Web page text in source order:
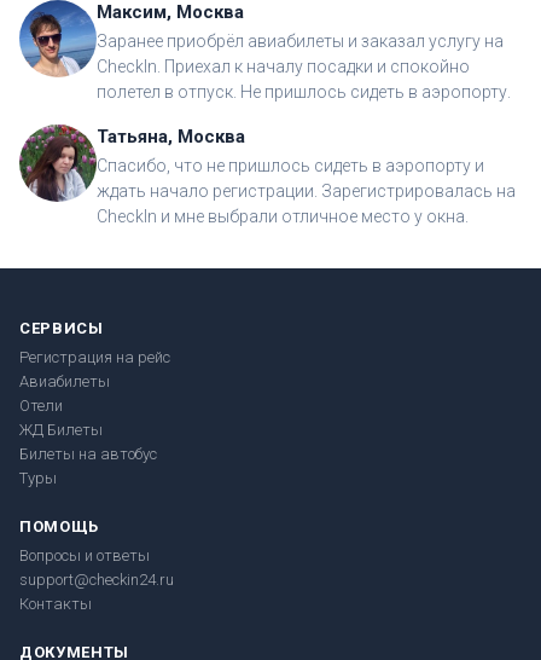
Максим, Москва
Заранее приобрёл авиабилеты и заказал услугу на
CheckIn. Приехал к началу посадки и спокойно
полетел в отпуск. Не пришлось сидеть в аэропорту.
Татьяна, Москва
Спасибо, что не пришлось сидеть в аэропорту и
ждать начало регистрации. Зарегистрировалась на
CheckIn и мне выбрали отличное место у окна.
СЕРВИСЫ
Регистрация на рейс
Авиабилеты
Отели
ЖД Билеты
Билеты на автобус
Туры
ПОМОЩЬ
Вопросы и ответы
support@checkin24.ru
Контакты
ДОКУМЕНТЫ